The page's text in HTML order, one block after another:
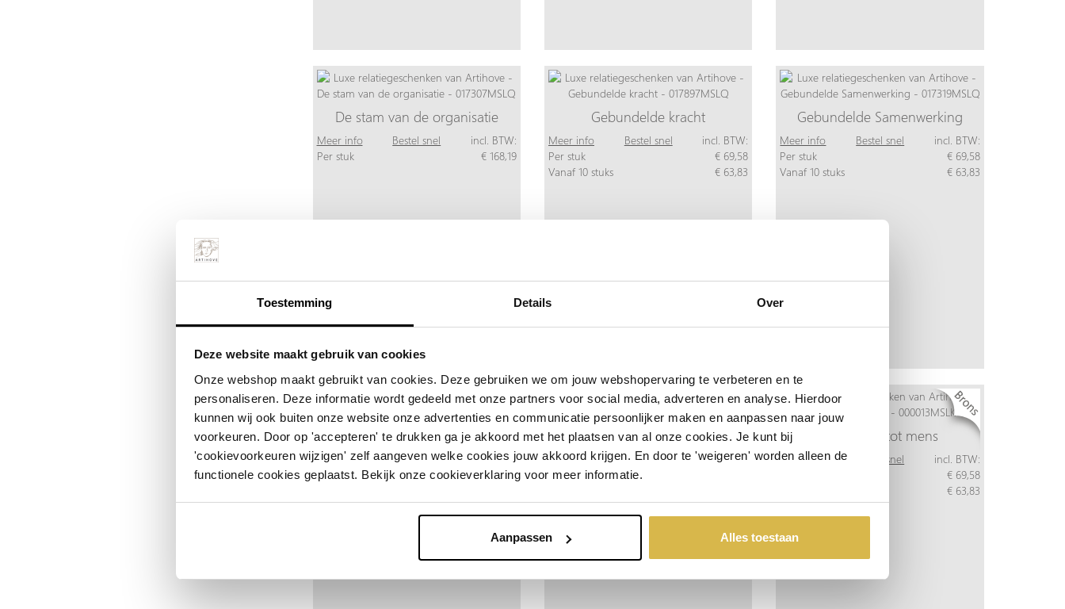
Toestemming Details Over
Deze website maakt gebruik van cookies
Onze webshop maakt gebruikt van cookies. Deze gebruiken we om jouw webshopervaring te verbeteren en te
personaliseren. Deze informatie wordt gedeeld met onze partners voor social media, adverteren en analyse. Hierdoor
kunnen wij ook buiten onze website onze advertenties en communicatie persoonlijker maken en aanpassen naar jouw
voorkeuren. Door op 'accepteren' te drukken ga je akkoord met het plaatsen van al onze cookies. Je kunt bij
'cookievoorkeuren wijzigen' zelf aangeven welke cookies jouw akkoord krijgen. En door te 'weigeren' worden alleen de
functionele cookies geplaatst. Bekijk onze cookieverklaring voor meer informatie.
Aanpassen Alles toestaan
De stam van de organisatie
Meer info Bestel snel
incl. BTW:
Per stuk
€ 168,19
Gebundelde kracht
Meer info Bestel snel
incl. BTW:
Per stuk
€ 69,58
Vanaf 10 stuks
€ 63,83
Gebundelde Samenwerking
Meer info Bestel snel
incl. BTW:
Per stuk
€ 69,58
Vanaf 10 stuks
€ 63,83
Hart voor elkaar
Meer info Bestel snel
incl. BTW:
Per stuk
€ 27,23
Chapeau met het behaalde
succes
Per stuk
€ 130,08
Van mens tot mens
Meer info Bestel snel
incl. BTW:
€ 69,58
€ 63,83